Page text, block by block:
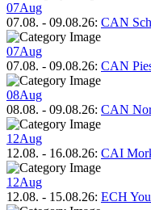
07Aug
07.08. - 09.08.26: CAN
07Aug
07.08. - 09.08.26: CAN
08Aug
08.08. - 09.08.26: CAN
12Aug
12.08. - 16.08.26: CAI
12Aug
12.08. - 15.08.26: ECH